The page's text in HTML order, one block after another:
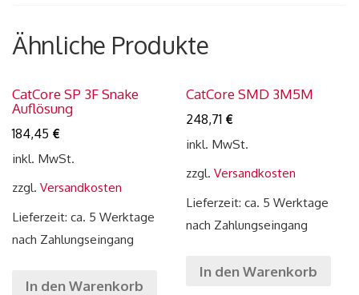
Ähnliche Produkte
CatCore SP 3F Snake
Auflösung
184,45 €
inkl. MwSt.
zzgl. Versandkosten
Lieferzeit: ca. 5 Werktage
nach Zahlungseingang
In den Warenkorb
CatCore SMD 3M5M
248,71 €
inkl. MwSt.
zzgl.Versandkosten
Lieferzeit: ca. 5 Werktage
nach Zahlungseingang
In den Warenkorb